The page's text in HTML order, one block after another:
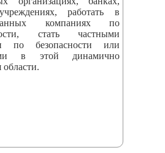
работать в
компаниях по
стать частными
по безопасности или
в этой динамично